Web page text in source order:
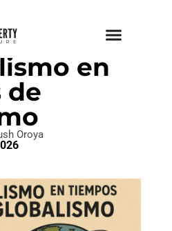
en
de
Oroya